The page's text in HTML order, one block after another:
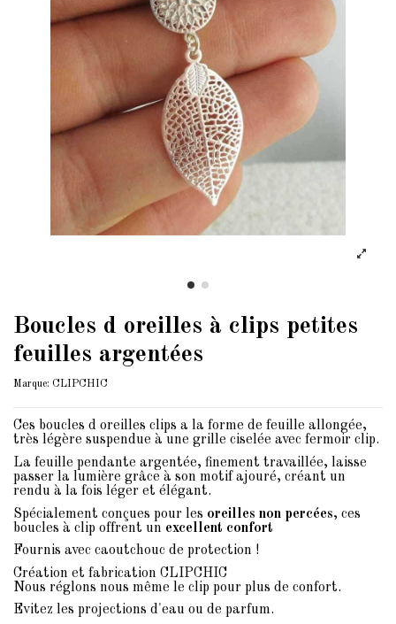
Boucles d oreilles à clips petites
feuilles argentées
Marque: CLIPCHIC
Ces boucles d oreilles clips a la forme de feuille allongée,
très légère suspendue à une grille ciselée avec fermoir clip.
La feuille pendante argentée, finement travaillée, laisse
passer la lumière grâce à son motif ajouré, créant un
rendu à la fois léger et élégant.
Spécialement conçues pour les oreilles non percées, ces
boucles à clip offrent un excellent confort
Fournis avec caoutchouc de protection !
Création et fabrication CLIPCHIC
Nous réglons nous même le clip pour plus de confort.
Evitez les projections d'eau ou de parfum.